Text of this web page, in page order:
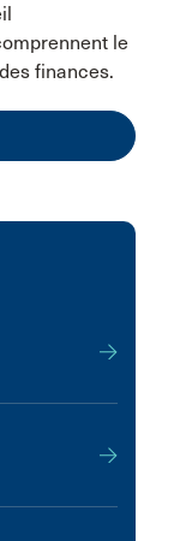
le
finances.